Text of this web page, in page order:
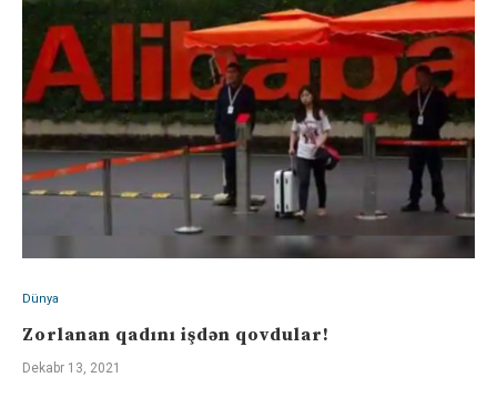
Dünya
Zorlanan qadını işdən qovdular!
Dekabr 13, 2021